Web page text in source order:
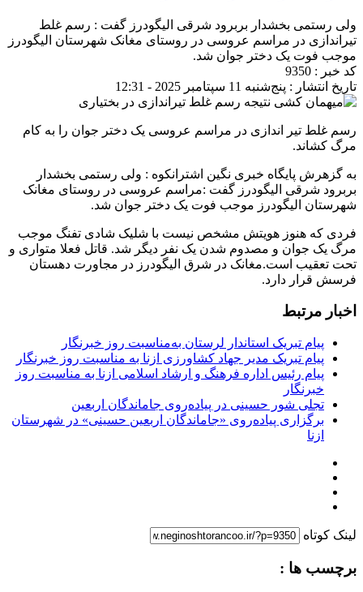
ولی رستمی بخشدار بربرود شرقی الیگودرز گفت : رسم غلط
تیراندازی در مراسم عروسی در روستای مغانک شهرستان الیگودرز
موجب فوت یک دختر جوان شد.
کد خبر : 9350
تاریخ انتشار : پنج‌شنبه 11 سپتامبر 2025 - 12:31
رسم غلط تیر اندازی در مراسم عروسی یک دختر جوان را به کام
مرگ کشاند.
به گزهرش پایگاه خبری نگین اشترانکوه : ولی رستمی بخشدار
بربرود شرقی الیگودرز گفت :مراسم عروسی در روستای مغانک
شهرستان الیگودرز موجب فوت یک دختر جوان شد.
فردی که هنوز هویتش مشخص نیست با شلیک شادی تفنگ موجب
مرگ یک جوان و مصدوم شدن یک نفر دیگر شد. قاتل فعلا متواری و
تحت تعقیب است.مغانک در شرق الیگودرز در مجاورت دهستان
فرسش قرار دارد.
اخبار مرتبط
پیام تبریک استاندار لرستان به‌مناسبت روز خبرنگار
پیام تبریک مدیر جهاد کشاورزی ازنا به مناسبت روز خبرنگار
پیام رئیس اداره فرهنگ و ارشاد اسلامی ازنا به مناسبت روز
خبرنگار
تجلی شور حسینی در پیاده‌روی جاماندگان اربعین
برگزاری پیاده‌روی «جاماندگان اربعین حسینی» در شهرستان
ازنا
لینک کوتاه
برچسب ها :